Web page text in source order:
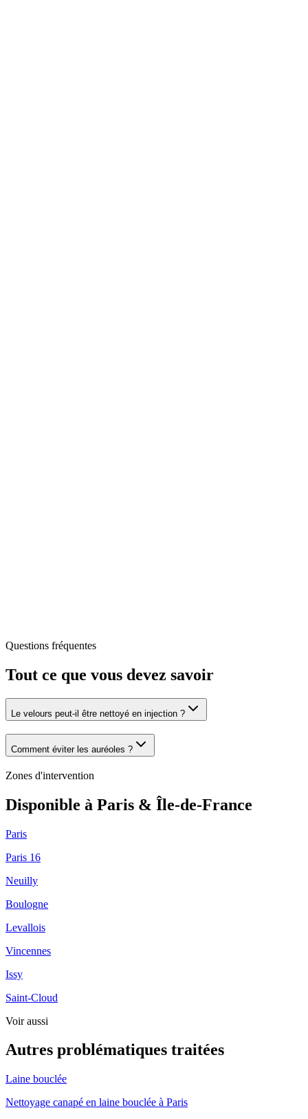
Questions fréquentes
Tout ce que vous devez savoir
Le velours peut-il être nettoyé en injection ?
Comment éviter les auréoles ?
Zones d'intervention
Disponible à Paris & Île-de-France
Paris
Paris 16
Neuilly
Boulogne
Levallois
Vincennes
Issy
Saint-Cloud
Voir aussi
Autres problématiques traitées
Laine bouclée
Nettoyage canapé en laine bouclée à Paris